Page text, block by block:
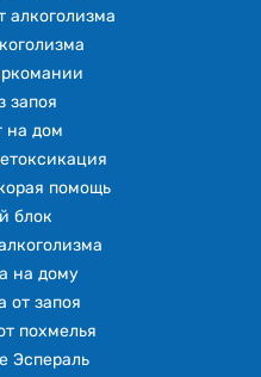
алкоголизма
запоя
на дом
помощь
блок
на дому
от запоя
похмелья
Эспераль